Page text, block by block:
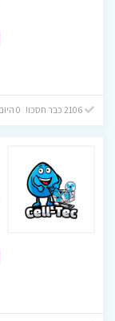
2106 כבר חסכו! 0 היום